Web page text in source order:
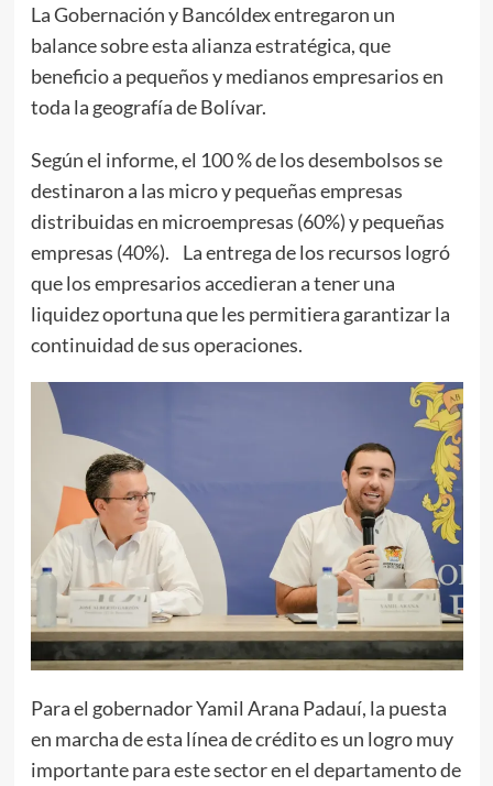
La Gobernación y Bancóldex entregaron un
balance sobre esta alianza estratégica, que
beneficio a pequeños y medianos empresarios en
toda la geografía de Bolívar.
Según el informe, el 100 % de los desembolsos se
destinaron a las micro y pequeñas empresas
distribuidas en microempresas (60%) y pequeñas
empresas (40%). La entrega de los recursos logró
que los empresarios accedieran a tener una
liquidez oportuna que les permitiera garantizar la
continuidad de sus operaciones.
Para el gobernador Yamil Arana Padauí, la puesta
en marcha de esta línea de crédito es un logro muy
importante para este sector en el departamento de